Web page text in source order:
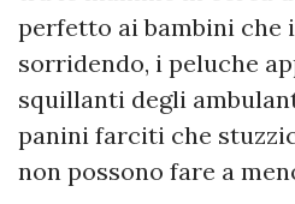
perfetto ai bambini che
sorridendo, i peluche
squillanti degli
panini farciti che
non possono fare a